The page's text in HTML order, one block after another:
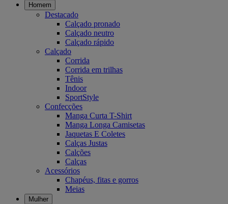
Homem
Destacado
Calçado pronado
Calçado neutro
Calçado rápido
Calçado
Corrida
Corrida em trilhas
Tênis
Indoor
SportStyle
Confecções
Manga Curta T-Shirt
Manga Longa Camisetas
Jaquetas E Coletes
Calças Justas
Calções
Calças
Acessórios
Chapéus, fitas e gorros
Meias
Mulher